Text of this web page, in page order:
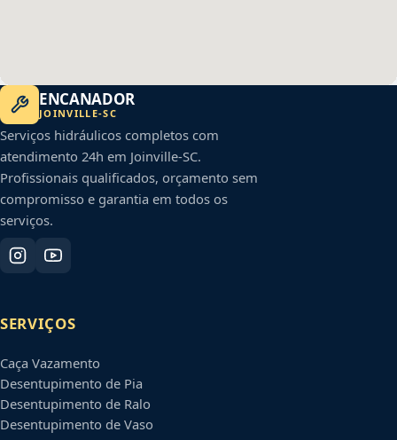
ENCANADOR
JOINVILLE-SC
Serviços hidráulicos completos com
atendimento 24h em Joinville-SC.
Profissionais qualificados, orçamento sem
compromisso e garantia em todos os
serviços.
SERVIÇOS
Caça Vazamento
Desentupimento de Pia
Desentupimento de Ralo
Desentupimento de Vaso